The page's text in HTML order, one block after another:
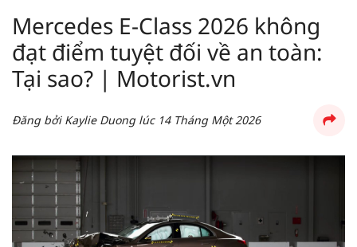
Mercedes E-Class 2026 không
đạt điểm tuyệt đối về an toàn:
Tại sao? | Motorist.vn
Đăng bởi Kaylie Duong lúc 14 Tháng Một 2026